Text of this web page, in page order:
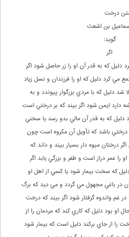
درخت
بن اشعث
گوید:
اگر
که به قدر آن او را زر حاصل شود اگر
مي کرد دليل که او را فرزندان و نسل زياد
شد دليل که با مردي بزرگوار پيوندد و به
دارد ايمن شود اگر بيند که بر درختي است
که به قدر آن مالي بدو رسد يا سخني
باشد که تأويل آن مکروه است چون
درختان ميوه دار بسيار بيند و داند که
عمر دراز است و ظفر و بزرگي يابد اگر
که سخت بيمار شود يا کسي از اهل او
در باغي مجهول مي گردد و مي ديد که برگ
غم واندوه گرفتار شود اگر بيند که درخت
بود دليل که کاري کند که مردمان را از
را از جاي برکند دليل است که بيمار شود